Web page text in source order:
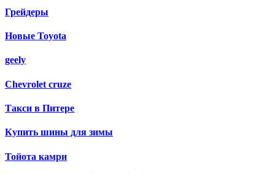
Грейдеры
Новые Toyota
geely
Chevrolet сruze
Такси в Питере
Купить шины для зимы
Тойота камри